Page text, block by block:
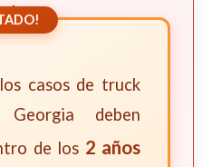
casos de truck
deben
de los 2 años